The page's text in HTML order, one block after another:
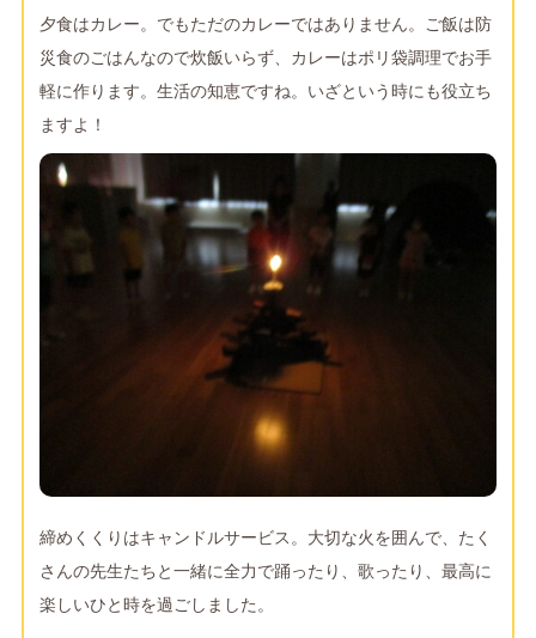
夕食はカレー。でもただのカレーではありません。ご飯は防
災食のごはんなので炊飯いらず、カレーはポリ袋調理でお手
軽に作ります。生活の知恵ですね。いざという時にも役立ち
ますよ！
締めくくりはキャンドルサービス。大切な火を囲んで、たく
さんの先生たちと一緒に全力で踊ったり、歌ったり、最高に
楽しいひと時を過ごしました。